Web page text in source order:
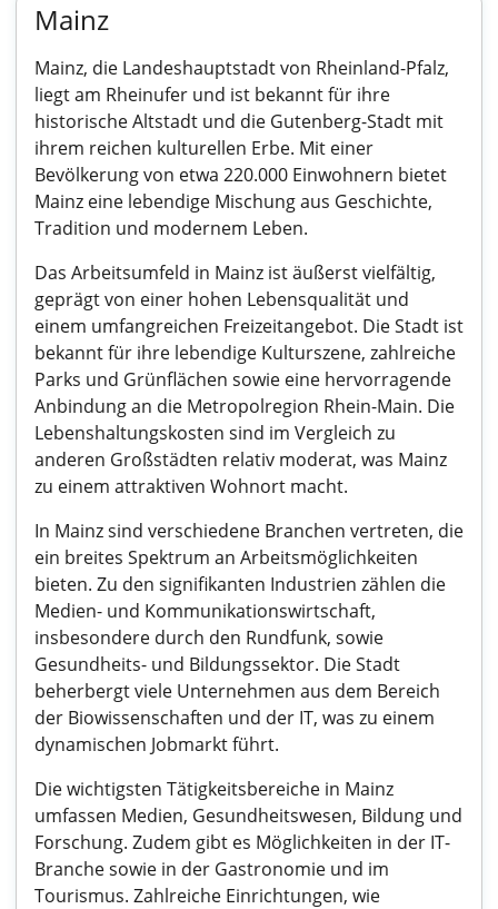
Mainz
Mainz, die Landeshauptstadt von Rheinland-Pfalz,
liegt am Rheinufer und ist bekannt für ihre
historische Altstadt und die Gutenberg-Stadt mit
ihrem reichen kulturellen Erbe. Mit einer
Bevölkerung von etwa 220.000 Einwohnern bietet
Mainz eine lebendige Mischung aus Geschichte,
Tradition und modernem Leben.
Das Arbeitsumfeld in Mainz ist äußerst vielfältig,
geprägt von einer hohen Lebensqualität und
einem umfangreichen Freizeitangebot. Die Stadt ist
bekannt für ihre lebendige Kulturszene, zahlreiche
Parks und Grünflächen sowie eine hervorragende
Anbindung an die Metropolregion Rhein-Main. Die
Lebenshaltungskosten sind im Vergleich zu
anderen Großstädten relativ moderat, was Mainz
zu einem attraktiven Wohnort macht.
In Mainz sind verschiedene Branchen vertreten, die
ein breites Spektrum an Arbeitsmöglichkeiten
bieten. Zu den signifikanten Industrien zählen die
Medien- und Kommunikationswirtschaft,
insbesondere durch den Rundfunk, sowie
Gesundheits- und Bildungssektor. Die Stadt
beherbergt viele Unternehmen aus dem Bereich
der Biowissenschaften und der IT, was zu einem
dynamischen Jobmarkt führt.
Die wichtigsten Tätigkeitsbereiche in Mainz
umfassen Medien, Gesundheitswesen, Bildung und
Forschung. Zudem gibt es Möglichkeiten in der IT-
Branche sowie in der Gastronomie und im
Tourismus. Zahlreiche Einrichtungen, wie